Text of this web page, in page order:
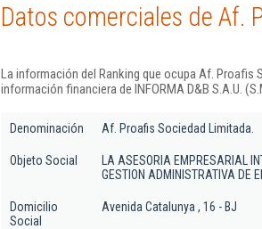
Datos comerciales de Af.
La información del Ranking que ocupa Af. Proafis
información financiera de INFORMA D&B S.A.U.
Denominación Af. Proafis Sociedad Limitada.
Objeto Social
LA ASESORIA EMPRESARIAL
GESTION ADMINISTRATIVA DE
Domicilio
Social
Avenida Catalunya , 16 - BJ